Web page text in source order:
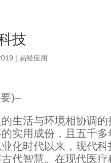
技
|易经应用
)–
生活与环境相协调
实用成份，且五千
化时代以来，现代
代智慧。在现代医